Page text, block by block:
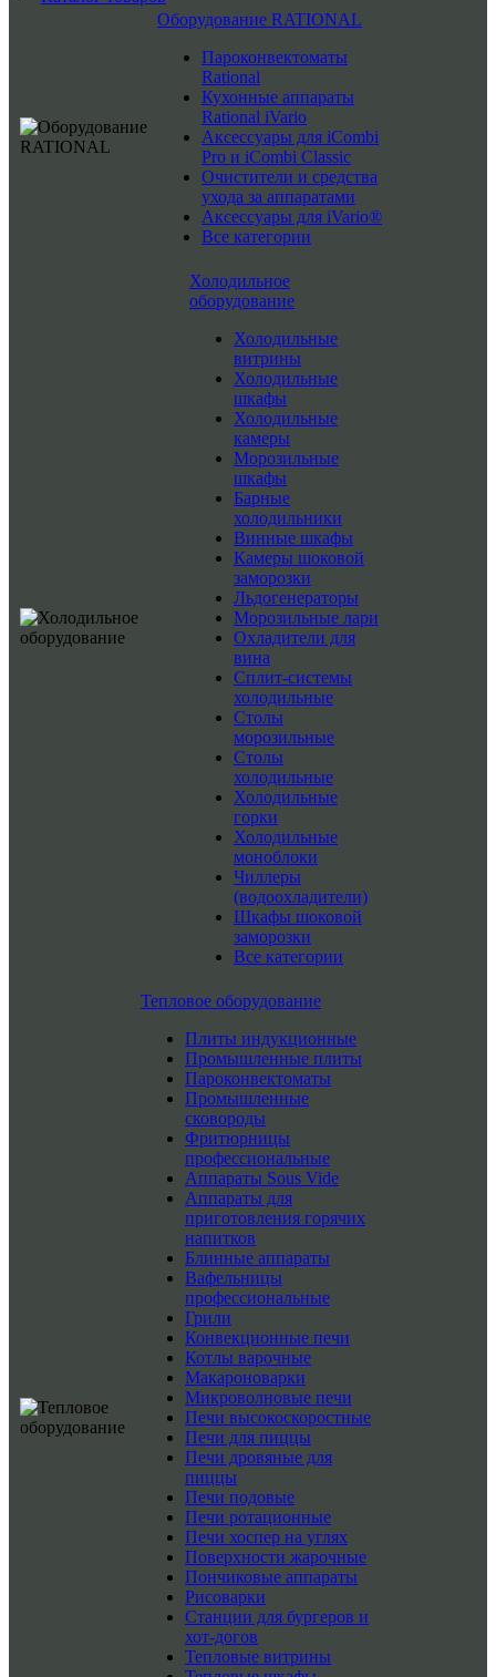
Оборудование RATIONAL
Пароконвектоматы
Rational
Кухонные аппараты
Rational iVario
Аксессуары для iCombi
Pro и iCombi Classic
Очистители и средства
ухода за аппаратами
Аксессуары для iVario®
Все категории
Холодильное
оборудование
Холодильные
витрины
Холодильные
шкафы
Холодильные
камеры
Морозильные
шкафы
Барные
холодильники
Винные шкафы
Камеры шоковой
заморозки
Льдогенераторы
Морозильные лари
Охладители для
вина
Сплит-системы
холодильные
Столы
морозильные
Столы
холодильные
Холодильные
горки
Холодильные
моноблоки
Чиллеры
(водоохладители)
Шкафы шоковой
заморозки
Все категории
Тепловое оборудование
Плиты индукционные
Промышленные плиты
Пароконвектоматы
Промышленные
сковороды
Фритюрницы
профессиональные
Аппараты Sous Vide
Аппараты для
приготовления горячих
напитков
Блинные аппараты
Вафельницы
профессиональные
Грили
Конвекционные печи
Котлы варочные
Макароноварки
Микроволновые печи
Печи высокоскоростные
Печи для пиццы
Печи дровяные для
пиццы
Печи подовые
Печи ротационные
Печи хоспер на углях
Поверхности жарочные
Пончиковые аппараты
Рисоварки
Станции для бургеров и
хот-догов
Тепловые витрины